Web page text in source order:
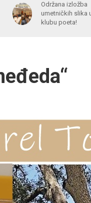
Održana izložba
umetničkih slika
klubu poeta!